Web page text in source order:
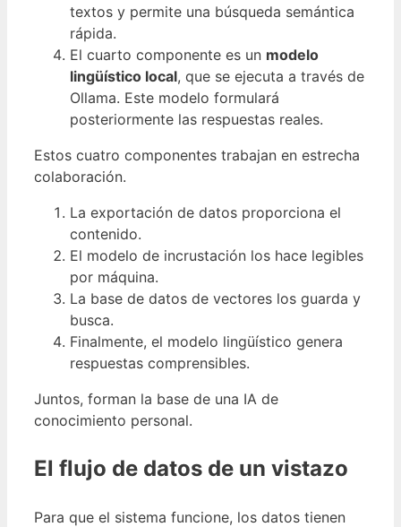
textos y permite una búsqueda semántica
rápida.
El cuarto componente es un modelo
lingüístico local, que se ejecuta a través de
Ollama. Este modelo formulará
posteriormente las respuestas reales.
Estos cuatro componentes trabajan en estrecha
colaboración.
La exportación de datos proporciona el
contenido.
El modelo de incrustación los hace legibles
por máquina.
La base de datos de vectores los guarda y
busca.
Finalmente, el modelo lingüístico genera
respuestas comprensibles.
Juntos, forman la base de una IA de
conocimiento personal.
El flujo de datos de un vistazo
Para que el sistema funcione, los datos tienen